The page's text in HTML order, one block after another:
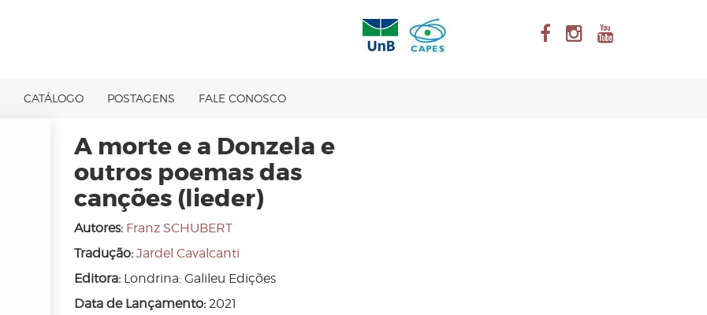
CATÁLOGO POSTAGENS FALE CONOSCO
A morte e a Donzela e
outros poemas das
canções (lieder)
Autores: Franz SCHUBERT
Tradução: Jardel Cavalcanti
Editora:Londrina: Galileu Edições
Data de Lançamento:2021